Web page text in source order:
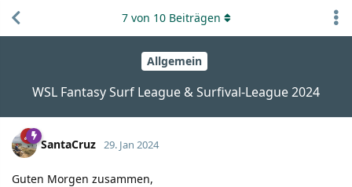
Allgemein
WSL Fantasy Surf League & Surfival-League 2024
7von 10Beiträgen
SantaCruz 29. Jan 2024
Guten Morgen zusammen,